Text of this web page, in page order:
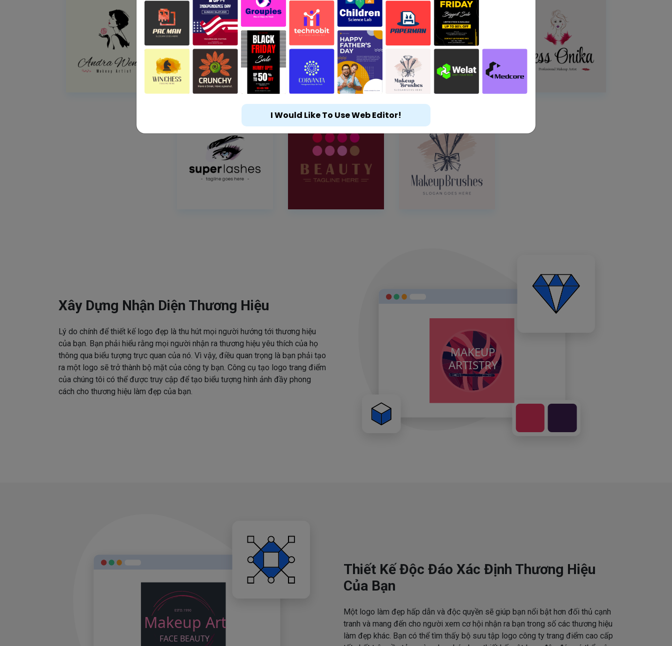
Xây Dựng Nhận Diện Thương Hiệu
Lý do chính để thiết kế logo đẹp là thu hút mọi người hướng tới thương hiệu
của bạn. Bạn phải hiểu rằng mọi người nhận ra thương hiệu yêu thích của họ
thông qua biểu tượng trực quan của nó. Vì vậy, điều quan trọng là bạn phải tạo
ra một logo sẽ trở thành bộ mặt của công ty bạn. Công cụ tạo logo trang điểm
của chúng tôi có thể được truy cập để tạo biểu tượng hình ảnh đầy phong
cách cho thương hiệu làm đẹp của bạn.
Thiết Kế Độc Đáo Xác Định Thương Hiệu
Của Bạn
Một logo làm đẹp hấp dẫn và độc quyền sẽ giúp bạn nổi bật hơn đối thủ cạnh
tranh và mang đến cho người xem cơ hội nhận ra bạn trong số các thương hiệu
làm đẹp khác. Bạn có thể tìm thấy bộ sưu tập logo công ty trang điểm cao cấp
I Would Like To Use Web Editor!